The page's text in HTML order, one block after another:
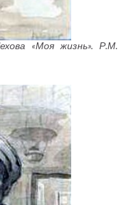
«Моя жизнь». Р.М.